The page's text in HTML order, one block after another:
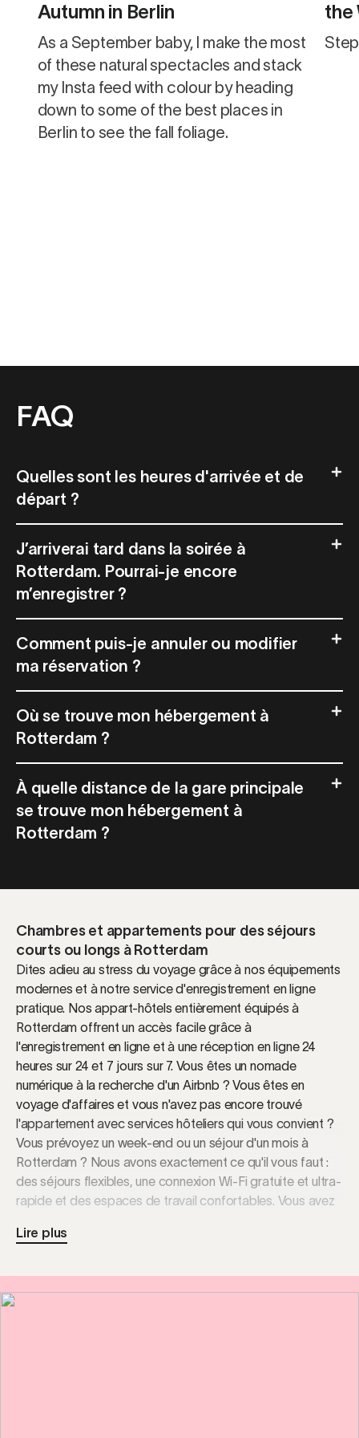
Autumn in Berlin
As a September baby, I make the most
of these natural spectacles and stack
my Insta feed with colour by heading
down to some of the best places in
Berlin to see the fall foliage.
the
FAQ
Quelles sont les heures d'arrivée et de
départ ?
J’arriverai tard dans la soirée à
Rotterdam. Pourrai-je encore
m’enregistrer ?
Comment puis-je annuler ou modifier
ma réservation ?
Où se trouve mon hébergement à
Rotterdam ?
À quelle distance de la gare principale
se trouve mon hébergement à
Rotterdam ?
Chambres et appartements pour des séjours
courts ou longs à Rotterdam
Dites adieu au stress du voyage grâce à nos équipements
modernes et à notre service d'enregistrement en ligne
pratique. Nos appart-hôtels entièrement équipés à
Rotterdam offrent un accès facile grâce à
l'enregistrement en ligne et à une réception en ligne 24
heures sur 24 et 7 jours sur 7. Vous êtes un nomade
numérique à la recherche d'un Airbnb ? Vous êtes en
voyage d'affaires et vous n'avez pas encore trouvé
l'appartement avec services hôteliers qui vous convient ?
Vous prévoyez un week-end ou un séjour d'un mois à
Rotterdam ? Nous avons exactement ce qu'il vous faut :
des séjours flexibles, une connexion Wi-Fi gratuite et ultra-
rapide et des espaces de travail confortables. Vous avez
cuisinier dans nos cuisines et kitchenettes entièrement
Les meilleurs monuments, musées, restaurants
et clubs de Rotterdam sont à quelques pas.
Lire plus